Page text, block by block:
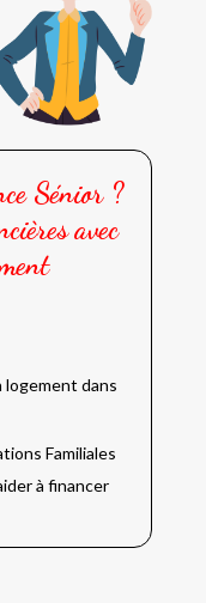
Sénior ?
avec
logement dans
Familiales
à financer